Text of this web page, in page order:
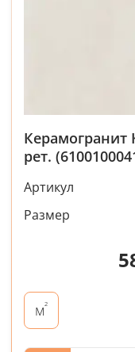
Керамогранит
рет.
Артикул
Размер
м²